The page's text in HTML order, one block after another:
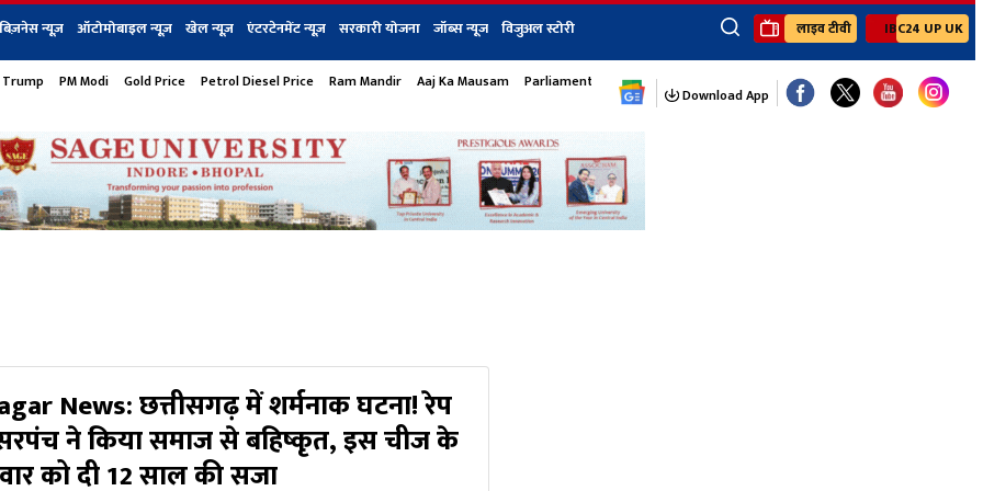
बिज़नेस न्यूज़ ऑटोमोबाइल न्यूज़ खेल न्यूज़ एंटरटेनमेंट न्यूज़ सरकारी योजना जॉब्स न्यूज विजुअल स्टोरी
×
बिज़नेस टेक न्यूज धर्म ऑटोमोबाइल एंटरटेनमेंट खेल जॉब्स न्यूज Youtube Channels
लाइव टीवी IBC24 UP UK
PM Modi Gold Price Petrol Diesel Price Ram Mandir Aaj Ka Mausam Parliament Monsoon Session
Download App
News: छत्तीसगढ़ में शर्मनाक घटना! रेप
सरपंच ने किया समाज से बहिष्कृत, इस चीज के
को दी 12 साल की सजा